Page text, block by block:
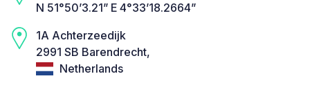
N 51°50’3.21” E 4°33’18.2664”
1A Achterzeedijk
2991 SB Barendrecht,
Netherlands